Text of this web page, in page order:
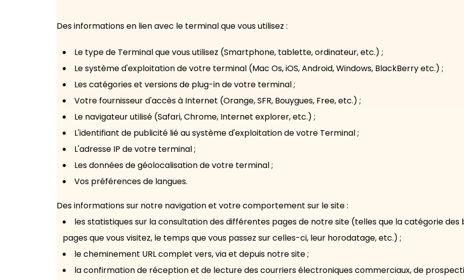
Des informations en lien avec le terminal que vous utilisez :
Le type de Terminal que vous utilisez (Smartphone, tablette, ordinateur, etc.) ;
Le système d'exploitation de votre terminal (Mac Os, iOS, Android, Windows, BlackBerry etc.) ;
Les catégories et versions de plug-in de votre terminal ;
Votre fournisseur d'accès à Internet (Orange, SFR, Bouygues, Free, etc.) ;
Le navigateur utilisé (Safari, Chrome, Internet explorer, etc.) ;
L'identifiant de publicité lié au système d'exploitation de votre Terminal ;
L'adresse IP de votre terminal ;
Les données de géolocalisation de votre terminal ;
Vos préférences de langues.
Des informations sur notre navigation et votre comportement sur le site :
les statistiques sur la consultation des différentes pages de notre site (telles que la catégorie des
pages que vous visitez, le temps que vous passez sur celles-ci, leur horodatage, etc.) ;
le cheminement URL complet vers, via et depuis notre site ;
la confirmation de réception et de lecture des courriers électroniques commerciaux, de